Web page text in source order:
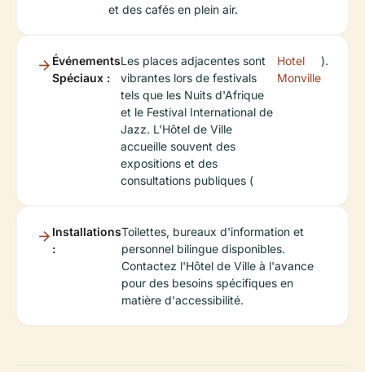
et des cafés en plein air.
Événements
Spéciaux :
Les places adjacentes sont
vibrantes lors de festivals
tels que les Nuits d'Afrique
et le Festival International de
Jazz. L'Hôtel de Ville
accueille souvent des
expositions et des
consultations publiques (
Hotel
Monville
).
Installations
:
Toilettes, bureaux d'information et
personnel bilingue disponibles.
Contactez l'Hôtel de Ville à l'avance
pour des besoins spécifiques en
matière d'accessibilité.